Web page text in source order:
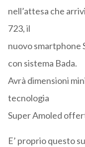
nell’attesa che
723, il
nuovo smartphone
con sistema Bada.
Avrà dimensioni
tecnologia
Super Amoled
E’ proprio questo